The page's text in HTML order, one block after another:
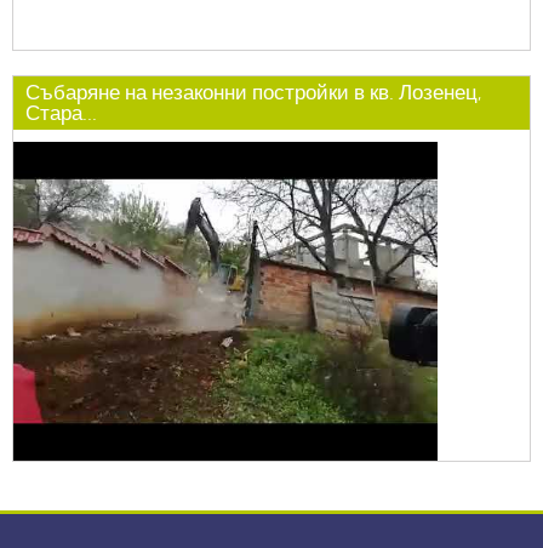
Събаряне на незаконни постройки в кв. Лозенец,
Стара...